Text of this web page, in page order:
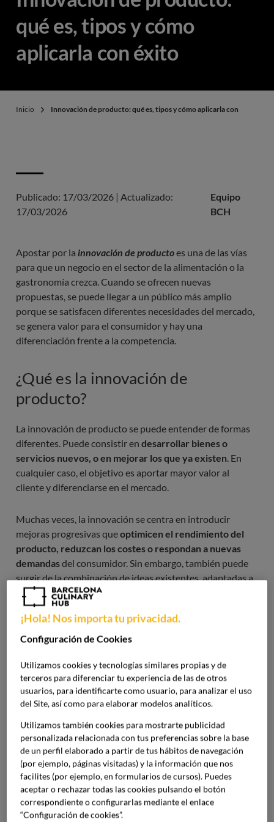
qué es, tipos y cómo
aplicarla con éxito
Inicio Innovación de producto: qué es, tipos y cómo aplicarla con éxito
Publicado: 17/03/2026 | Actualizado:
17/03/2026
Equipo
BCH
Apostar por la innovación de productoes una de las vías
para que un negocio en el sector de la alimentación o la
gastronomía crezca. Cuando se ofrecen nuevas
propuestas, se puede llegar a un público más amplio
porque se satisfacen diferentes necesidades del mercado,
se genera valor para el consumidor y hay una
diferenciación frente a la competencia.
¿Qué es la innovación de
producto?
La innovación de producto se puede entender de formas
diferentes. Puede consistir en desarrollar bienes o
servicios nuevos, o en mejorar los que ya existen . En
cualquier caso, el objetivo es aportar mayor valor al
cliente y diferenciarse en el mercado.
Muchas veces, la innovación se centra en introducir
mejoras progresivas queoptimicen el rendimiento del
producto, reduzcan los costes o respondan a nuevas
demandasdel consumidor. Sin embargo, también puede
surgir de la combinación de ideas existentes, adaptadas a
contextos o públicos nuevos. Por ejemplo, podemos
hablar de modificar una fórmula, el diseño, la
funcionalidad, la experiencia de uso o la forma en que el
producto se produce y se distribuye.
En sectores como la alimentación y la gastronomía, se
suele relacionar con lacreatividad, la investigación y el
conocimiento técnico. Hoy en día, los ingredientes han
evolucionado y contamos con nuevas técnicas culinarias y
procesos productivos ha permitido desarrollar
propuestas cada vez más sofisticadas y adaptadas a los
cambios en los hábitos de consumo.
Por qué la innovación de producto
es clave para competir hoy
¡Hola! Nos importa tu privacidad.
Configuración de Cookies
Utilizamos cookies y tecnologías similares propias y de
terceros para diferenciar tu experiencia de las de otros
usuarios, para identificarte como usuario, para analizar el uso
del Site, así como para elaborar modelos analíticos.
Utilizamos también cookies para mostrarte publicidad
personalizada relacionada con tus preferencias sobre la base
de un perfil elaborado a partir de tus hábitos de navegación
(por ejemplo, páginas visitadas) y la información que nos
facilites (por ejemplo, en formularios de cursos). Puedes
aceptar o rechazar todas las cookies pulsando el botón
correspondiente o configurarlas mediante el enlace
“Configuración de cookies”.